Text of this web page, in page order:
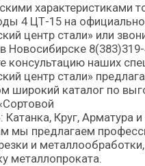
характеристиками
4 ЦТ-15 на
центр стали» или
Новосибирске
консультацию наших
центр стали»
широкий каталог по
Катанка, Круг, Арматура
мы предлагаем
и
металлопроката.